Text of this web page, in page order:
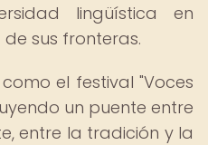
lingüística en
sus fronteras.
el festival "Voces
un puente entre
entre la tradición y la